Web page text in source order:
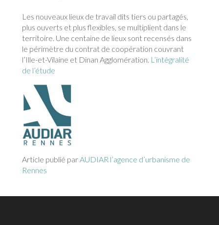
Les nouveaux lieux de travail dits tiers ou partagés,
plus ouverts et plus flexibles, se multiplient dans le
territoire. Une centaine de lieux sont recensés dans
le périmètre du contrat de coopération couvrant
l’Ille-et-Vilaine et Dinan Agglomération. L’intégralité
de l’étude
Article publié parAUDIAR l’agence d’urbanisme de
Rennes